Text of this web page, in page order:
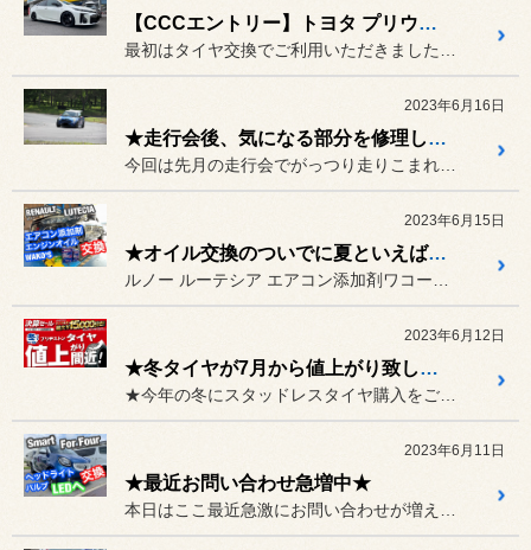
【CCCエントリー】トヨタ プリウスPHV GRスポーツ
2023年6月16日
★走行会後、気になる部分を修理します★
2023年6月15日
★オイル交換のついでに夏といえば・・・★
2023年6月12日
★冬タイヤが7月から値上がり致します★
2023年6月11日
★最近お問い合わせ急増中★